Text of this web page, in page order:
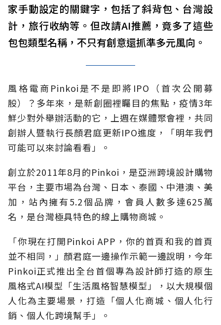
家手動設定的關鍵字，包括了斜背包、台灣設
計，旅行收納等。但改請AI推薦，竟多了這些
包包類型名稱，不只有創意還抓準多元風向。
風格電商Pinkoi是不是即將IPO（首次公開募
股）？多年來，是新創圈裡矚目的焦點，疫情3年
鮮少對外舉辦活動的它，上週在媒體聚會裡，共同
創辦人暨執行長顏君庭更新IPO進度，「明年我們
可能可以來討論看看」。
創立於2011年8月的Pinkoi，是亞洲跨境設計購物
平台，主要市場為台灣、日本、泰國、中港澳、美
加，站內擁有5.2個品牌，會員人數多達625萬
名，是台灣極具特色的線上購物商城。
「你現在打開Pinkoi APP，你的首頁和我的首頁
並不相同，」顏君庭一邊操作示範一邊說明，今年
Pinkoi正式推出全台首個專為設計師打造的原生
風格式AI模型「生活風格智慧模型」，以大規模個
人化為主要場景，打造「個人化商城、個人化行
銷、個人化跨境幫手」。